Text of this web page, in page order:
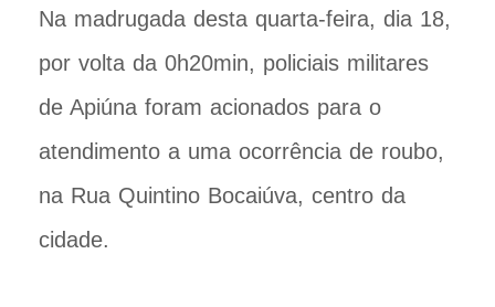
Na madrugada desta quarta-feira, dia 18,
por volta da 0h20min, policiais militares
de Apiúna foram acionados para o
atendimento a uma ocorrência de roubo,
na Rua Quintino Bocaiúva, centro da
cidade.